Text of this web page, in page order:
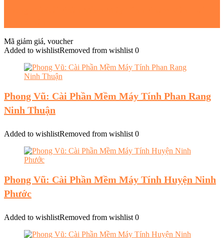
Mã giảm giá, voucher
Added to wishlistRemoved from wishlist 0
Phong Vũ: Cài Phần Mềm Máy Tính Phan Rang
Ninh Thuận
Added to wishlistRemoved from wishlist 0
Phong Vũ: Cài Phần Mềm Máy Tính Huyện Ninh
Phước
Added to wishlistRemoved from wishlist 0